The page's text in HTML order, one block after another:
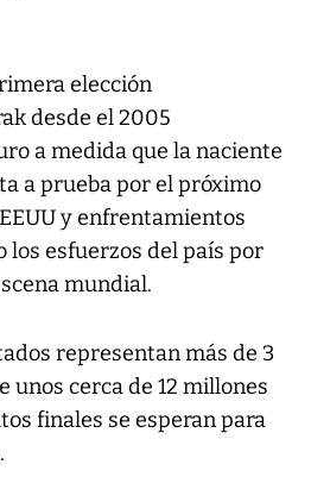
elección
desde el 2005
a medida que la naciente
a prueba por el próximo
y enfrentamientos
los esfuerzos del país por
mundial.
representan más de 3
unos cerca de 12 millones
finales se esperan para